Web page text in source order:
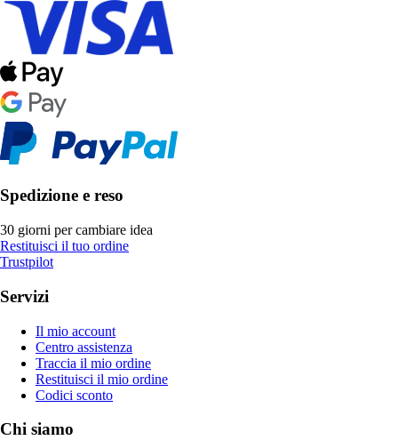
Spedizione e reso
30 giorni per cambiare idea
Restituisci il tuo ordine
Trustpilot
Servizi
Il mio account
Centro assistenza
Traccia il mio ordine
Restituisci il mio ordine
Codici sconto
Chi siamo